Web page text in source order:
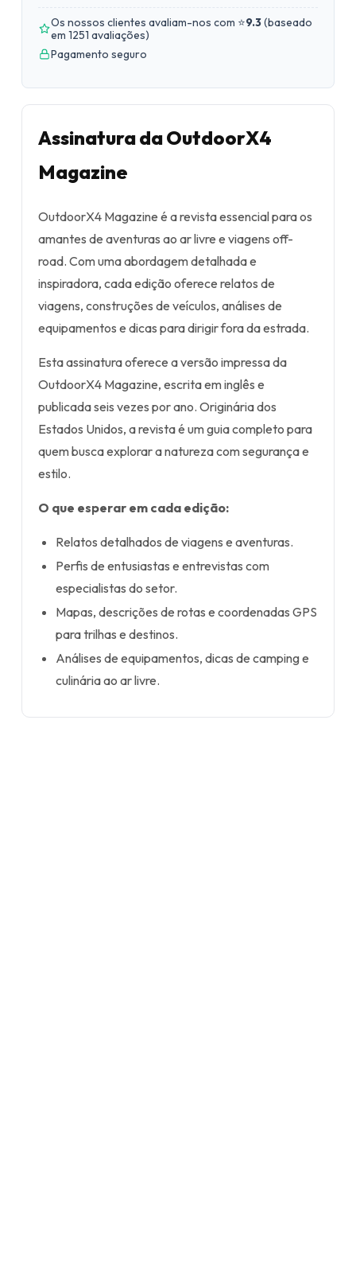
Os nossos clientes avaliam-nos com ⭐9.3(baseado
em 1251 avaliações)
Pagamento seguro
Assinatura da OutdoorX4
Magazine
OutdoorX4 Magazine é a revista essencial para os
amantes de aventuras ao ar livre e viagens off-
road. Com uma abordagem detalhada e
inspiradora, cada edição oferece relatos de
viagens, construções de veículos, análises de
equipamentos e dicas para dirigir fora da estrada.
Esta assinatura oferece a versão impressa da
OutdoorX4 Magazine, escrita em inglês e
publicada seis vezes por ano. Originária dos
Estados Unidos, a revista é um guia completo para
quem busca explorar a natureza com segurança e
estilo.
O que esperar em cada edição:
Relatos detalhados de viagens e aventuras.
Perfis de entusiastas e entrevistas com
especialistas do setor.
Mapas, descrições de rotas e coordenadas GPS
para trilhas e destinos.
Análises de equipamentos, dicas de camping e
culinária ao ar livre.